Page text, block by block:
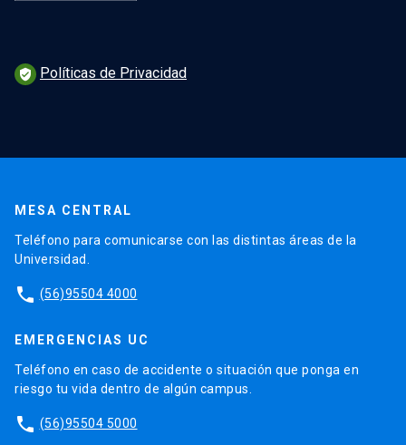
verified_user Políticas de Privacidad
MESA CENTRAL
Teléfono para comunicarse con las distintas áreas de la
Universidad.
phone (56)95504 4000
EMERGENCIAS UC
Teléfono en caso de accidente o situación que ponga en
riesgo tu vida dentro de algún campus.
phone (56)95504 5000